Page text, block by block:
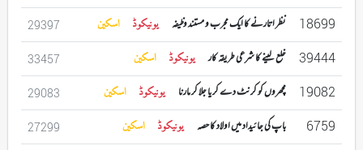
18699 نظر اتارنے کا ایک مجرب و مستند وظیفہ یونیکوڈ اسکین 29397
39444 خلع لینے کا شرعی طریقہ کار یونیکوڈ اسکین 33457
19082 مچھروں کو کرنٹ دے کر یا جلا کر مارنا یونیکوڈ اسکین 29083
6759 باپ کی جائیداد میں اولاد کا حصہ یونیکوڈ اسکین 27299